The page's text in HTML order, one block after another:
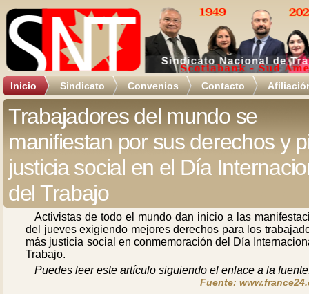
Inicio Sindicato Convenios Contacto
Trabajadores del mundo se
manifiestan por sus derechos y
justicia social en el Día
del Trabajo
Activistas de todo el mundo dan inicio a las
del jueves exigiendo mejores derechos para los
más justicia social en conmemoración del Día
Trabajo.
Puedes leer este artículo siguiendo el enlace a la
Fuente: